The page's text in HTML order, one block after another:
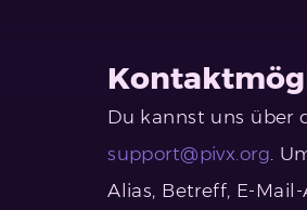
Du kannst uns über
support@pivx.org.
Alias, Betreff, E-